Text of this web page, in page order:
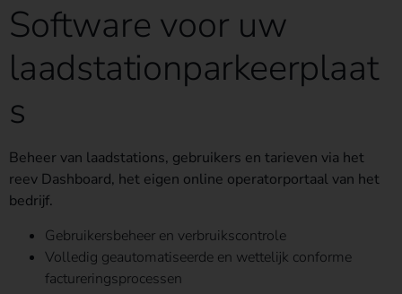
Software voor uw
laadstationparkeerplaat
s
Beheer van laadstations, gebruikers en tarieven via het
reev Dashboard, het eigen online operatorportaal van het
bedrijf.
Gebruikersbeheer en verbruikscontrole
Volledig geautomatiseerde en wettelijk conforme
factureringsprocessen